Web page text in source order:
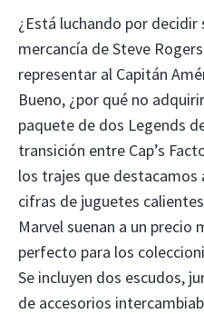
¿Está luchando por decidir
mercancía de Steve
representar al Capitán
Bueno, ¿por qué no
paquete de dos Legends
transición entre Cap’s
los trajes que
cifras de juguetes
Marvel suenan a un precio
perfecto para los
Se incluyen dos escudos,
de accesorios